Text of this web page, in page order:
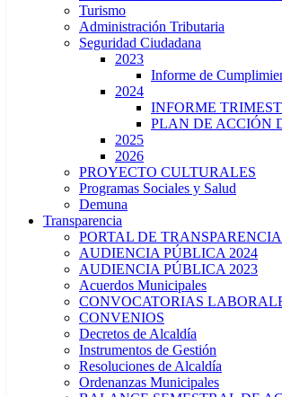
Turismo
Administración Tributaria
Seguridad Ciudadana
2023
Informe de
2024
INFORME
PLAN DE ACCIÓN
2025
2026
PROYECTO CULTURALES
Programas Sociales y Salud
Demuna
Transparencia
PORTAL DE TRANSPARENCIA
AUDIENCIA PÚBLICA 2024
AUDIENCIA PÚBLICA 2023
Acuerdos Municipales
CONVOCATORIAS
CONVENIOS
Decretos de Alcaldía
Instrumentos de Gestión
Resoluciones de Alcaldía
Ordenanzas Municipales